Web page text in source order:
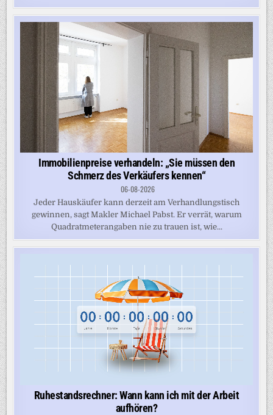
Immobilienpreise verhandeln: „Sie müssen den
Schmerz des Verkäufers kennen“
06-08-2026
Jeder Hauskäufer kann derzeit am Verhandlungstisch
gewinnen, sagt Makler Michael Pabst. Er verrät, warum
Quadratmeterangaben nie zu trauen ist, wie...
Ruhestandsrechner: Wann kann ich mit der Arbeit
aufhören?